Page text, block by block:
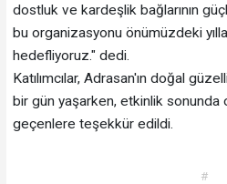
dostluk ve kardeşlik bağlarının
bu organizasyonu önümüzdeki
hedefliyoruz." dedi.
Katılımcılar, Adrasan'ın doğal
bir gün yaşarken, etkinlik
geçenlere teşekkür edildi.
#